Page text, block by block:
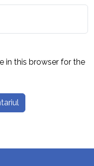
in this browser for the